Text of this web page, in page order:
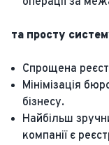
та просту
Спрощена
Мінімізація
бізнесу.
Найбільш
компанії є